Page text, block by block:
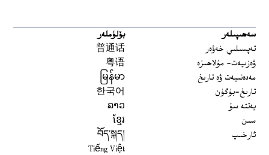
سەھىپىلەر
تەپسىلىي خەۋەر
ۋەزىيەت- مۇلاھىزە
مەدەنىيەت ۋە تارىخ
تارىخ-بۈگۈن
يەتتە سۇ
سىن
ئارخىپ
بۆلۈملەر
普通话
粤语
မြန်မာ
한국어
ລາວ
ខ្មែរ
བོད་སྐད།
Tiếng Việt